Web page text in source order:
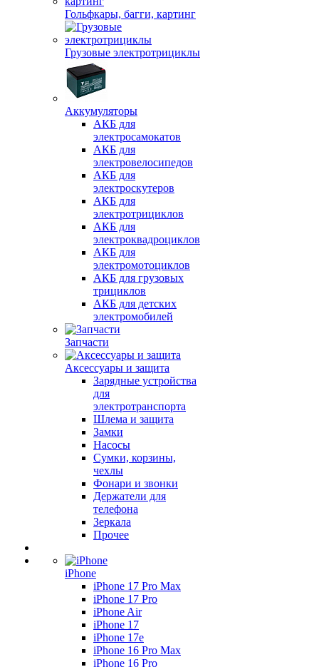
Гольфкары, багги, картинг
Грузовые электротрициклы
Аккумуляторы
АКБ для
электросамокатов
АКБ для
электровелосипедов
АКБ для
электроскутеров
АКБ для
электротрициклов
АКБ для
электроквадроциклов
АКБ для
электромотоциклов
АКБ для грузовых
трициклов
АКБ для детских
электромобилей
Запчасти
Аксессуары и защита
Зарядные устройства
для
электротранспорта
Шлема и защита
Замки
Насосы
Сумки, корзины,
чехлы
Фонари и звонки
Держатели для
телефона
Зеркала
Прочее
iPhone
iPhone 17 Pro Max
iPhone 17 Pro
iPhone Air
iPhone 17
iPhone 17e
iPhone 16 Pro Max
iPhone 16 Pro